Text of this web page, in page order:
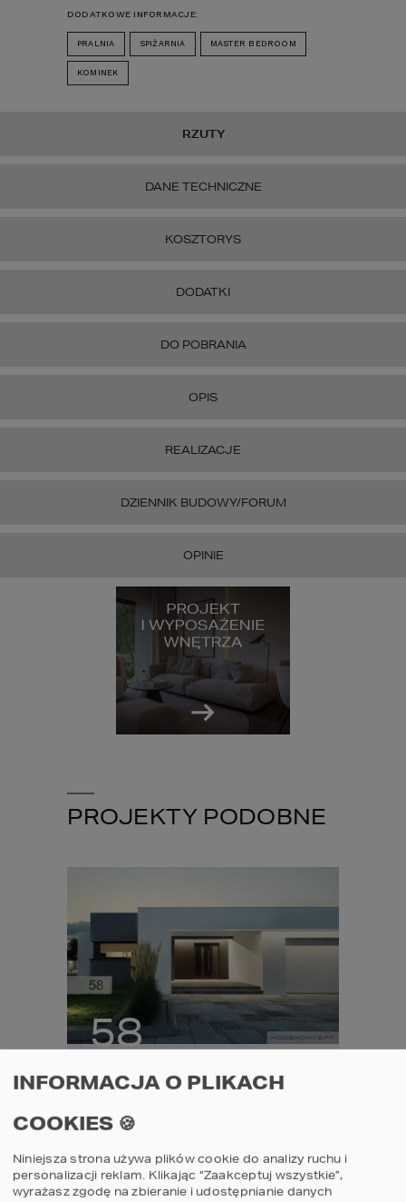
DODATKOWE INFORMACJE:
PRALNIA SPIŻARNIA MASTER BEDROOM
KOMINEK
RZUTY
DANE TECHNICZNE
KOSZTORYS
DODATKI
DO POBRANIA
OPIS
REALIZACJE
DZIENNIK BUDOWY/FORUM
OPINIE
PROJEKTY PODOBNE
58
Projekt domu
HOMEKONCEPT 58
3 2 2
INFORMACJA O PLIKACH
COOKIES 🍪
Niniejsza strona używa plików cookie do analizy ruchu i
personalizacji reklam. Klikając “Zaakceptuj wszystkie”,
wyrażasz zgodę na zbieranie i udostępnianie danych